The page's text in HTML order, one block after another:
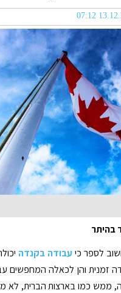
בהיתר
לספר כיעבודה בקנדה
זמנית והן לכאלה המחפשים
ממש כמו בארצות הברית,